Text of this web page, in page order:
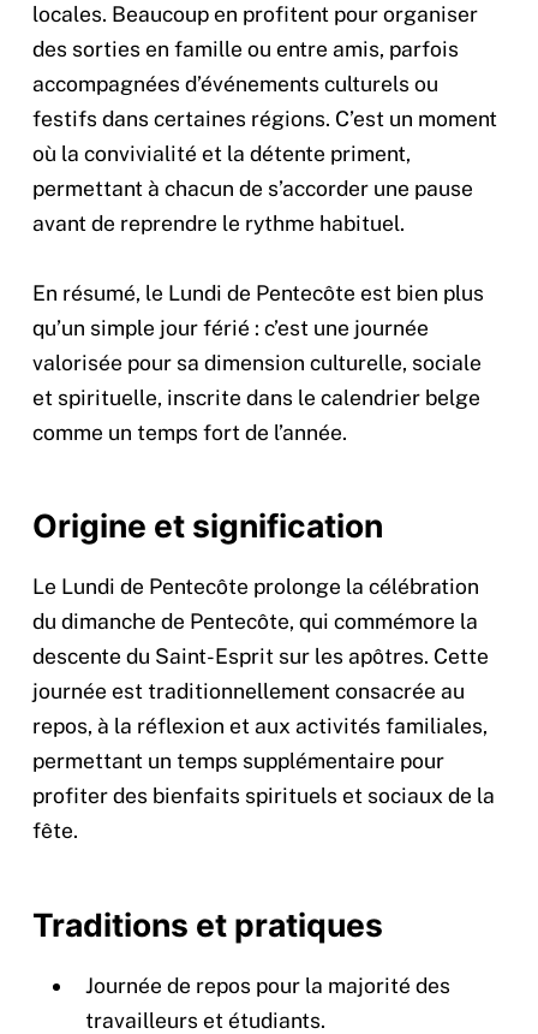
locales. Beaucoup en profitent pour organiser
des sorties en famille ou entre amis, parfois
accompagnées d’événements culturels ou
festifs dans certaines régions. C’est un moment
où la convivialité et la détente priment,
permettant à chacun de s’accorder une pause
avant de reprendre le rythme habituel.
En résumé, le Lundi de Pentecôte est bien plus
qu’un simple jour férié : c’est une journée
valorisée pour sa dimension culturelle, sociale
et spirituelle, inscrite dans le calendrier belge
comme un temps fort de l’année.
Origine et signification
Le Lundi de Pentecôte prolonge la célébration
du dimanche de Pentecôte, qui commémore la
descente du Saint-Esprit sur les apôtres. Cette
journée est traditionnellement consacrée au
repos, à la réflexion et aux activités familiales,
permettant un temps supplémentaire pour
profiter des bienfaits spirituels et sociaux de la
fête.
Traditions et pratiques
Journée de repos pour la majorité des
travailleurs et étudiants.